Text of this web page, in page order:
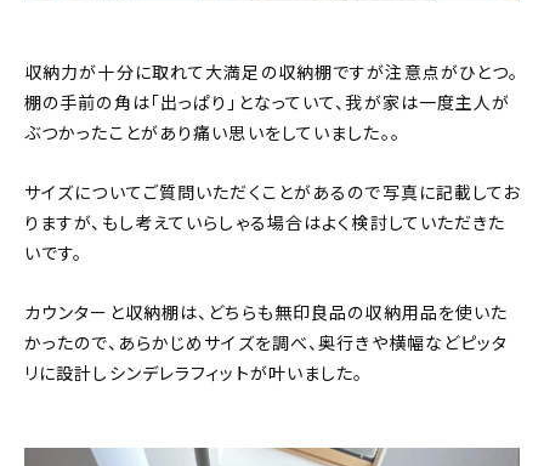
収納力が十分に取れて大満足の収納棚ですが注意点がひとつ。
棚の手前の角は「出っぱり」となっていて、我が家は一度主人が
ぶつかったことがあり痛い思いをしていました。。
サイズについてご質問いただくことがあるので写真に記載してお
りますが、もし考えていらしゃる場合はよく検討していただきた
いです。
カウンターと収納棚は、どちらも無印良品の収納用品を使いた
かったので、あらかじめサイズを調べ、奥行きや横幅などピッタ
リに設計しシンデレラフィットが叶いました。